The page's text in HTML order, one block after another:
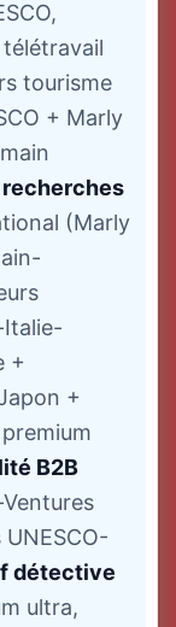
tourisme
+ Marly
recherches
(Marly
Italie-
+
+
B2B
détective
ultra,